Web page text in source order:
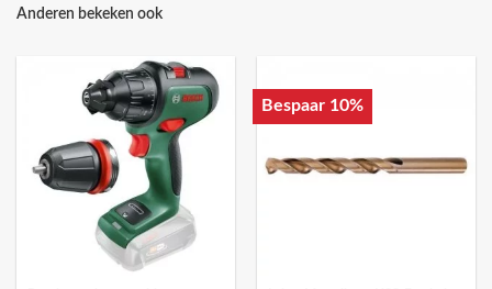
Anderen bekeken ook
Bespaar 10%